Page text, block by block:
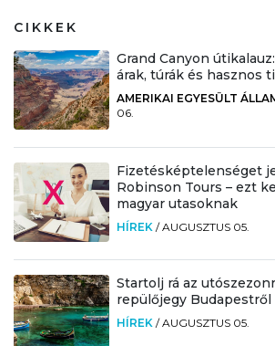
CIKKEK
Grand Canyon
árak, túrák és hasznos
AMERIKAI EGYESÜLT
06.
Fizetésképtelenséget
Robinson Tours – ezt
magyar utasoknak
HÍREK /AUGUSZTUS 05.
Startolj rá az
repülőjegy Budapestről
HÍREK /AUGUSZTUS 05.